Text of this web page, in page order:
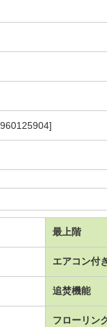
最上階
エアコン付
追焚機能
フローリン